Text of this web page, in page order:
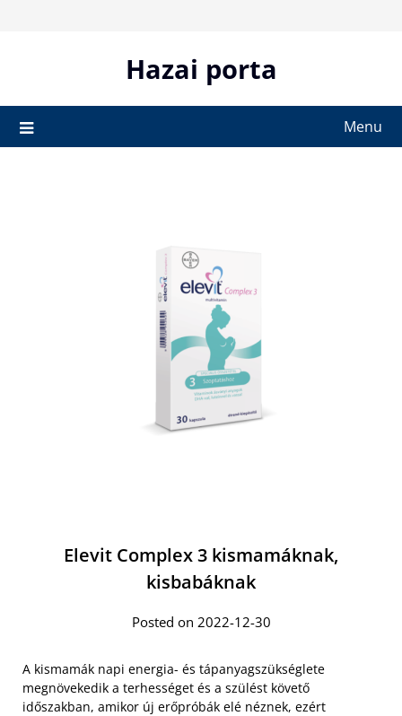
Hazai porta
Menu
Elevit Complex 3 kismamáknak,
kisbabáknak
Posted on 2022-12-30
A kismamák napi energia- és tápanyagszükséglete
megnövekedik a terhességet és a szülést követő
időszakban, amikor új erőpróbák elé néznek, ezért